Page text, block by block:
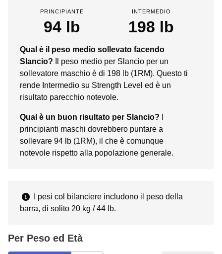
PRINCIPIANTE
94 lb
INTERMEDIO
198 lb
Qual è il peso medio sollevato facendo
Slancio?
Il peso medio per Slancio per un
sollevatore maschio è di 198 lb (1RM). Questo ti
rende Intermedio su Strength Level ed è un
risultato parecchio notevole.
Qual è un buon risultato per Slancio?
principianti maschi dovrebbero puntare a
sollevare 94 lb (1RM), il che è comunque
notevole rispetto alla popolazione generale.
I pesi col bilanciere includono il peso della
barra, di solito 20 kg / 44 lb.
Per Peso ed Età